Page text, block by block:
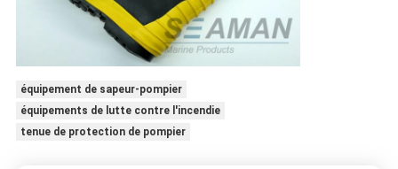
équipement de sapeur-pompier
équipements de lutte contre l'incendie
tenue de protection de pompier